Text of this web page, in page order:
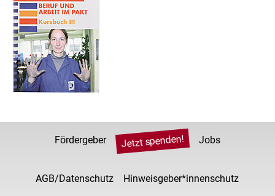
Fördergeber Jetzt spenden! Jobs
AGB/Datenschutz Hinweisgeber*innenschutz